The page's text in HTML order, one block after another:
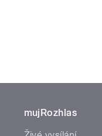
mujRozhlas